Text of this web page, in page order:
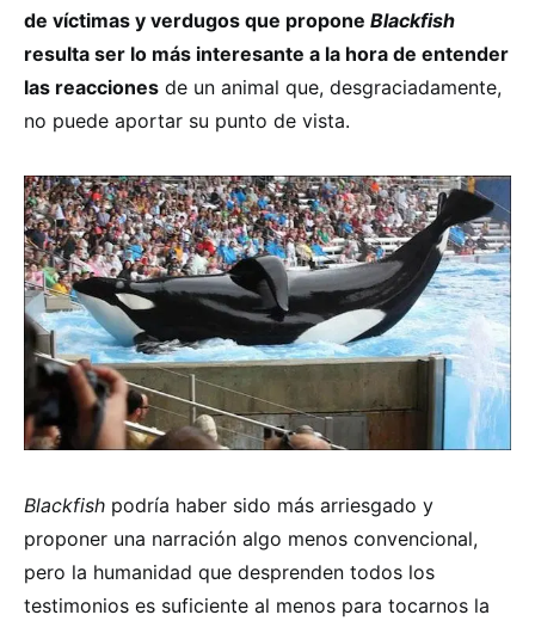
de víctimas y verdugos que propone Blackfish
resulta ser lo más interesante a la hora de entender
las reacciones de un animal que, desgraciadamente,
no puede aportar su punto de vista.
Blackfish podría haber sido más arriesgado y
proponer una narración algo menos convencional,
pero la humanidad que desprenden todos los
testimonios es suficiente al menos para tocarnos la